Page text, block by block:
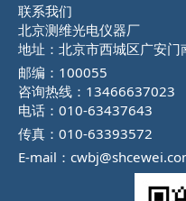
联系我们
北京测维光电仪器厂
地址：北京市西城区广安
邮编：100055
咨询热线：13466637023
电话：010-63437643
传真：010-63393572
E-mail：